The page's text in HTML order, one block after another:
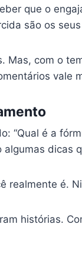
que o
são os
Mas, com o
vale
“Qual é a
dicas
realmente é.
histórias.